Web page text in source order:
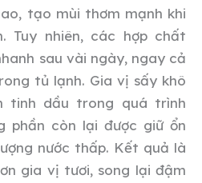
tạo mùi thơm mạnh khi
Tuy nhiên, các hợp chất
sau vài ngày, ngay cả
tủ lạnh. Gia vị sấy khô
tinh dầu trong quá trình
phần còn lại được giữ ổn
nước thấp. Kết quả là
gia vị tươi, song lại đậm